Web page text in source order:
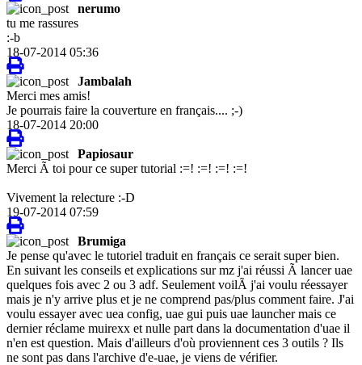
nerumo
tu me rassures
:-b
18-07-2014 05:36
Jambalah
Merci mes amis!
Je pourrais faire la couverture en français.... ;-)
18-07-2014 20:00
Papiosaur
Merci Ã toi pour ce super tutorial :=! :=! :=! :=!
Vivement la relecture :-D
19-07-2014 07:59
Brumiga
Je pense qu'avec le tutoriel traduit en français ce serait super bien.
En suivant les conseils et explications sur mz j'ai réussi Ã lancer uae
quelques fois avec 2 ou 3 adf. Seulement voilÃ j'ai voulu réessayer
mais je n'y arrive plus et je ne comprend pas/plus comment faire. J'ai
voulu essayer avec uea config, uae gui puis uae launcher mais ce
dernier réclame muirexx et nulle part dans la documentation d'uae il
n'en est question. Mais d'ailleurs d'où proviennent ces 3 outils ? Ils
ne sont pas dans l'archive d'e-uae, je viens de vérifier.